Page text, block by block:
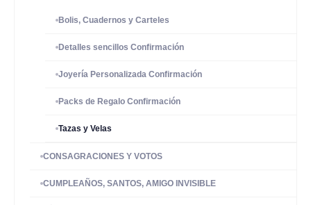
Bolis, Cuadernos y Carteles
Detalles sencillos Confirmación
Joyería Personalizada Confirmación
Packs de Regalo Confirmación
Tazas y Velas
CONSAGRACIONES Y VOTOS
CUMPLEAÑOS, SANTOS, AMIGO INVISIBLE